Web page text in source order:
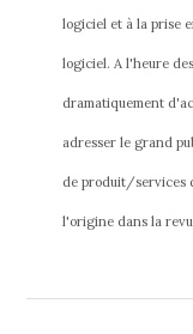
logiciel et à la prise
logiciel. A l'heure des
dramatiquement
adresser le grand
de produit/services
l'origine dans la